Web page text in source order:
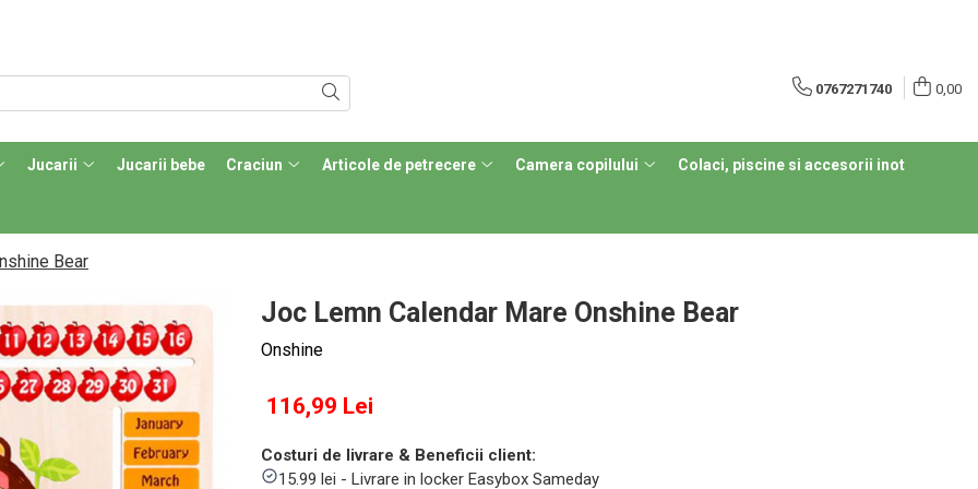
0767271740 0,00
Jucarii Jucarii bebe Craciun Articole de petrecere Camera copilului Colaci, piscine si accesorii inot
Bear
Joc Lemn Calendar Mare Onshine Bear
Onshine
116,99 Lei
Costuri de livrare & Beneficii client:
15.99 lei - Livrare in locker Easybox Sameday